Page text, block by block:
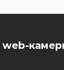
web-